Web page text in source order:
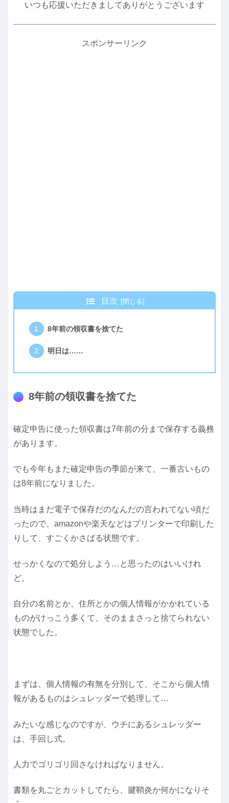
いつも応援いただきましてありがとうございます
スポンサーリンク
目次
8年前の領収書を捨てた
明日は……
8年前の領収書を捨てた
確定申告に使った領収書は7年前の分まで保存する義務
があります。
でも今年もまた確定申告の季節が来て、一番古いもの
は8年前になりました。
当時はまだ電子で保存だのなんだの言われてない頃だ
ったので、amazonや楽天などはプリンターで印刷した
りして、すごくかさばる状態です。
せっかくなので処分しよう…と思ったのはいいけれ
ど。
自分の名前とか、住所とかの個人情報がかかれている
ものがけっこう多くて、そのままさっと捨てられない
状態でした。
まずは、個人情報の有無を分別して、そこから個人情
報があるものはシュレッダーで処理して…
みたいな感じなのですが、ウチにあるシュレッダー
は、手回し式。
人力でゴリゴリ回さなければなりません。
書類を丸ごとカットしてたら、腱鞘炎か何かになりそ